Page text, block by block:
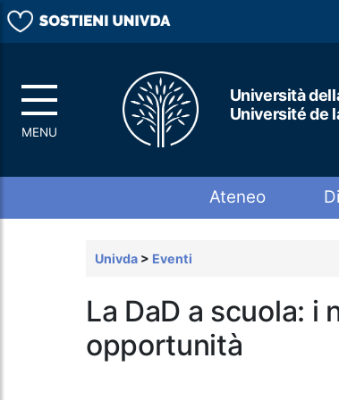
Università
Université de
Ateneo
Univda > Eventi
La DaD a scuola:
opportunità